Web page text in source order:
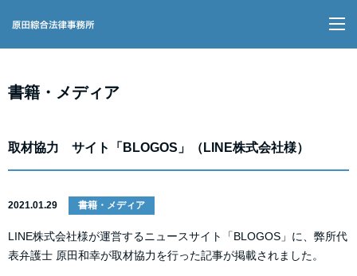
書籍・メディア
取材協力 サイト「BLOGOS」（LINE株式会社様）
2021.01.29 書籍・メディア
LINE株式会社様が運営するニュースサイト「BLOGOS」に、弊所代
表弁護士 原田和幸が取材協力を行った記事が掲載されました。